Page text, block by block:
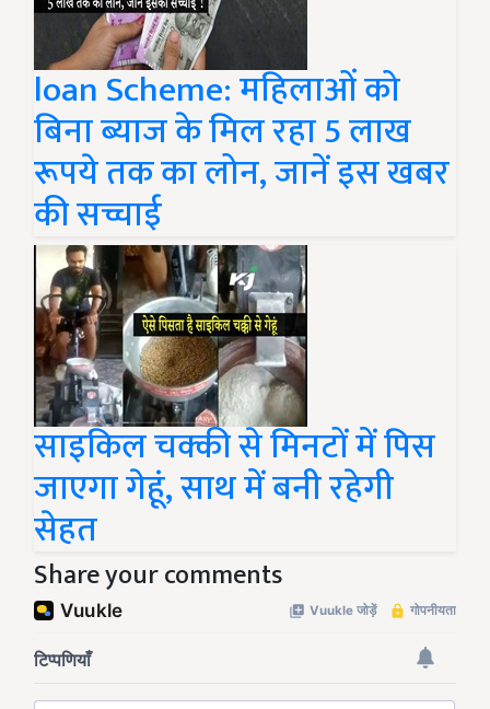
loan Scheme: महिलाओं को
बिना ब्याज के मिल रहा 5 लाख
रूपये तक का लोन, जानें इस खबर
की सच्चाई
साइकिल चक्की से मिनटों में पिस
जाएगा गेहूं, साथ में बनी रहेगी
सेहत
Share your comments